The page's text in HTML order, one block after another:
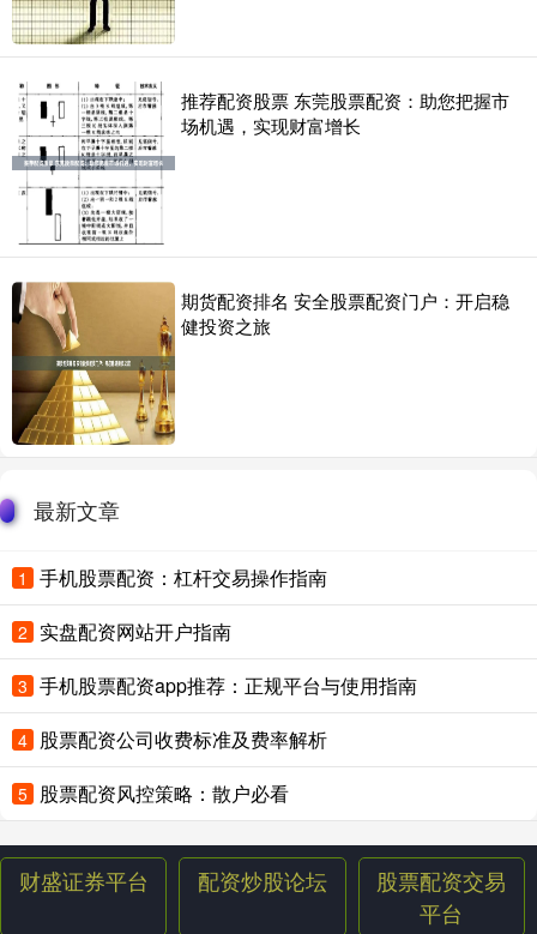
推荐配资股票 东莞股票配资：助您把握市
场机遇，实现财富增长
期货配资排名 安全股票配资门户：开启稳
健投资之旅
最新文章
1 手机股票配资：杠杆交易操作指南
2 实盘配资网站开户指南
3 手机股票配资app推荐：正规平台与使用指南
4 股票配资公司收费标准及费率解析
5 股票配资风控策略：散户必看
财盛证券平台 配资炒股论坛
股票配资交易
平台